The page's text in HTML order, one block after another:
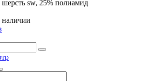
шерсть sw, 25% полиамид